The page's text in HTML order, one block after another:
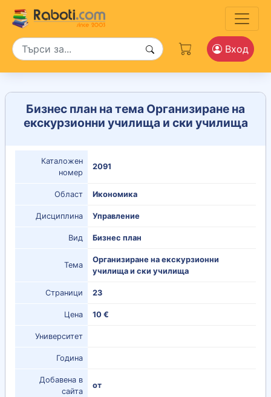
Вход
Бизнес план на тема Организиране на
екскурзионни училища и ски училища
Каталожен
номер
2091
Област Икономика
Дисциплина Управление
Вид Бизнес план
Тема
Организиране на екскурзионни
училища и ски училища
Страници 23
Цена 10 €
Университет
Година
Добавена в
сайта
от